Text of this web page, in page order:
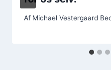
Af Michael Vestergaard